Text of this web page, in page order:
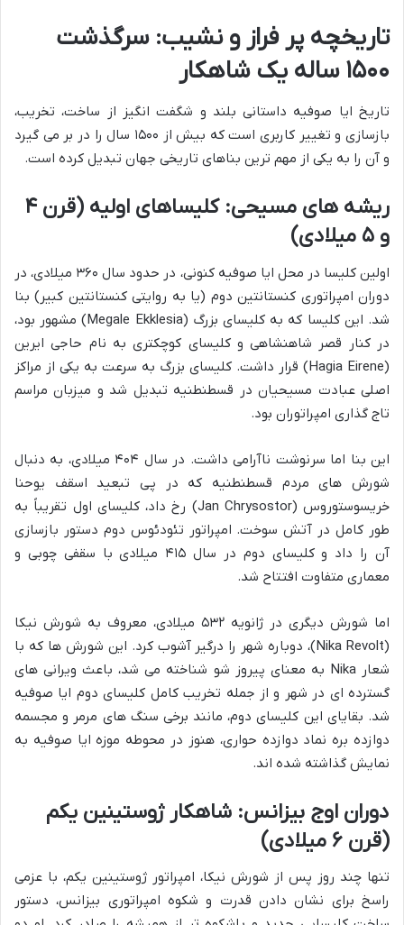
تاریخچه پر فراز و نشیب: سرگذشت
۱۵۰۰ ساله یک شاهکار
تاریخ ایا صوفیه داستانی بلند و شگفت انگیز از ساخت، تخریب،
بازسازی و تغییر کاربری است که بیش از ۱۵۰۰ سال را در بر می گیرد
و آن را به یکی از مهم ترین بناهای تاریخی جهان تبدیل کرده است.
ریشه های مسیحی: کلیساهای اولیه (قرن ۴
و ۵ میلادی)
اولین کلیسا در محل ایا صوفیه کنونی، در حدود سال ۳۶۰ میلادی، در
دوران امپراتوری کنستانتین دوم (یا به روایتی کنستانتین کبیر) بنا
شد. این کلیسا که به کلیسای بزرگ (Megale Ekklesia) مشهور بود،
در کنار قصر شاهنشاهی و کلیسای کوچکتری به نام حاجی ایرین
(Hagia Eirene) قرار داشت. کلیسای بزرگ به سرعت به یکی از مراکز
اصلی عبادت مسیحیان در قسطنطنیه تبدیل شد و میزبان مراسم
تاج گذاری امپراتوران بود.
این بنا اما سرنوشت ناآرامی داشت. در سال ۴۰۴ میلادی، به دنبال
شورش های مردم قسطنطنیه که در پی تبعید اسقف یوحنا
خریسوستوروس (Jan Chrysostor) رخ داد، کلیسای اول تقریباً به
طور کامل در آتش سوخت. امپراتور تئودئوس دوم دستور بازسازی
آن را داد و کلیسای دوم در سال ۴۱۵ میلادی با سقفی چوبی و
معماری متفاوت افتتاح شد.
اما شورش دیگری در ژانویه ۵۳۲ میلادی، معروف به شورش نیکا
(Nika Revolt)، دوباره شهر را درگیر آشوب کرد. این شورش ها که با
شعار Nika به معنای پیروز شو شناخته می شد، باعث ویرانی های
گسترده ای در شهر و از جمله تخریب کامل کلیسای دوم ایا صوفیه
شد. بقایای این کلیسای دوم، مانند برخی سنگ های مرمر و مجسمه
دوازده بره نماد دوازده حواری، هنوز در محوطه موزه ایا صوفیه به
نمایش گذاشته شده اند.
دوران اوج بیزانس: شاهکار ژوستینین یکم
(قرن ۶ میلادی)
تنها چند روز پس از شورش نیکا، امپراتور ژوستینین یکم، با عزمی
راسخ برای نشان دادن قدرت و شکوه امپراتوری بیزانس، دستور